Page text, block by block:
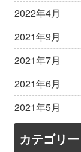
2022年4月
2021年9月
2021年7月
2021年6月
2021年5月
カテゴリー